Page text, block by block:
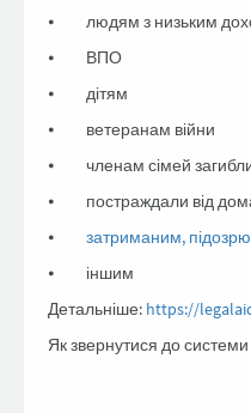
⦁ людям з низьким
⦁ ВПО
⦁ дітям
⦁ ветеранам війни
⦁ членам сімей загиблих
⦁ постраждали від
⦁ затриманим,
⦁ іншим
Детальніше: https://
Як звернутися до